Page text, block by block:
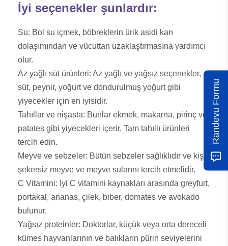
İyi seçenekler şunlardır:
Su: Bol su içmek, böbreklerin ürik asidi kan
dolaşımından ve vücuttan uzaklaştırmasına yardımcı
olur.
Az yağlı süt ürünleri: Az yağlı ve yağsız seçenekler,
süt, peynir, yoğurt ve dondurulmuş yoğurt gibi
yiyecekler için en iyisidir.
Tahıllar ve nişasta: Bunlar ekmek, makarna, pirinç ve
patates gibi yiyecekleri içerir. Tam tahıllı ürünleri
tercih edin.
Meyve ve sebzeler: Bütün sebzeler sağlıklıdır ve kişi
şekersiz meyve ve meyve sularını tercih etmelidir.
C Vitamini: İyi C vitamini kaynakları arasında greyfurt,
portakal, ananas, çilek, biber, domates ve avokado
bulunur.
Yağsız proteinler: Doktorlar, küçük veya orta dereceli
kümes hayvanlarının ve balıkların pürin seviyelerini
Randevu Formu